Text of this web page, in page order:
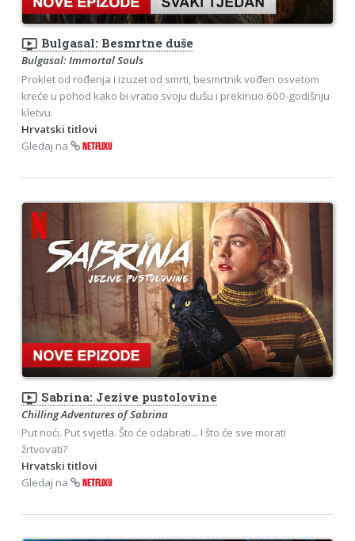
ondemand_video Bulgasal: Besmrtne duše
Bulgasal: Immortal Souls
Proklet od rođenja i izuzet od smrti, besmrtnik vođen osvetom
kreće u pohod kako bi vratio svoju dušu i prekinuo 600-godišnju
kletvu.
Hrvatski titlovi
Gledaj na
NETFLIXU
ondemand_video Sabrina: Jezive pustolovine
Chilling Adventures of Sabrina
Put noći. Put svjetla. Što će odabrati... I što će sve morati
žrtvovati?
Hrvatski titlovi
Gledaj na
NETFLIXU